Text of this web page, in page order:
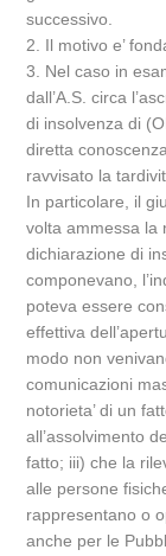
successivo.
2. Il motivo e’
3. Nel caso in
dall’A.S. circa
di insolvenza di
diretta
ravvisato la
In particolare, il
volta ammessa la
dichiarazione di
componevano,
poteva essere
effettiva
modo non
comunicazioni
notorieta’ di un
all’assolvimento
fatto; iii) che la
alle persone
rappresentano o
anche per le